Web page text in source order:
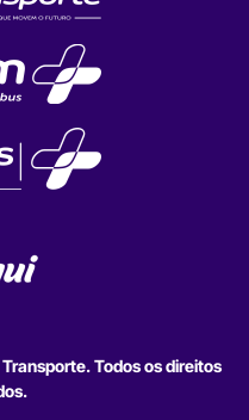
Todos os direitos